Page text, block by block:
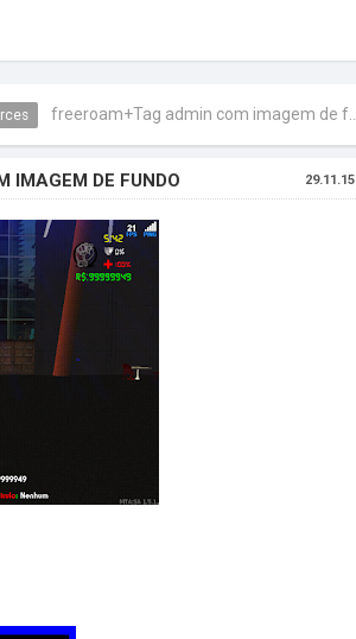
freeroam+Tag admin com imagem de fundo
IMAGEM DE FUNDO 29.11.15